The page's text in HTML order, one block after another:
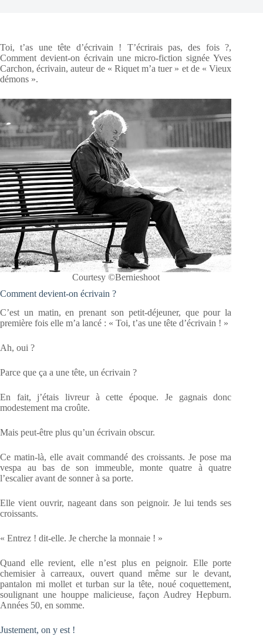
Toi, t’as une tête d’écrivain ! T’écrirais pas, des fois ?,
Comment devient-on écrivain une micro-fiction signée Yves
Carchon, écrivain, auteur de « Riquet m’a tuer » et de « Vieux
démons ».
Courtesy ©Bernieshoot
Comment devient-on écrivain ?
C’est un matin, en prenant son petit-déjeuner, que pour la
première fois elle m’a lancé : « Toi, t’as une tête d’écrivain ! »
Ah, oui ?
Parce que ça a une tête, un écrivain ?
En fait, j’étais livreur à cette époque. Je gagnais donc
modestement ma croûte.
Mais peut-être plus qu’un écrivain obscur.
Ce matin-là, elle avait commandé des croissants. Je pose ma
vespa au bas de son immeuble, monte quatre à quatre
l’escalier avant de sonner à sa porte.
Elle vient ouvrir, nageant dans son peignoir. Je lui tends ses
croissants.
« Entrez ! dit-elle. Je cherche la monnaie ! »
Quand elle revient, elle n’est plus en peignoir. Elle porte
chemisier à carreaux, ouvert quand même sur le devant,
pantalon mi mollet et turban sur la tête, noué coquettement,
soulignant une houppe malicieuse, façon Audrey Hepburn.
Années 50, en somme.
Justement, on y est !